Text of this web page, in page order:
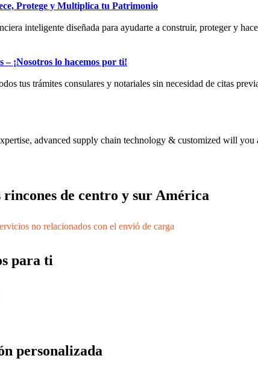
Protege y Multiplica tu Patrimonio
inteligente diseñada para ayudarte a construir, proteger y
– ¡Nosotros lo hacemos por ti!
tus trámites consulares y notariales sin necesidad de citas
advanced supply chain technology & customized will you
rincones de centro y sur América
no relacionados con el envió de carga
para ti
personalizada